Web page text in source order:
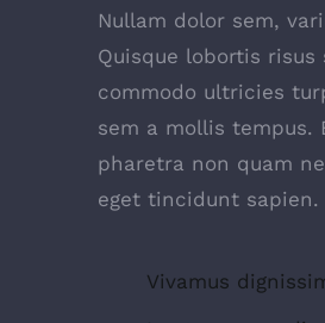
Nullam dolor sem,
Quisque lobortis
commodo ultricies
sem a mollis tempus.
pharetra non quam
eget tincidunt
Vivamus